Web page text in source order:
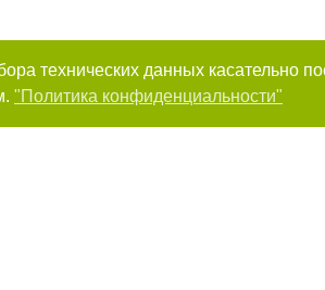
технических данных касательно
"Политика конфиденциальности"